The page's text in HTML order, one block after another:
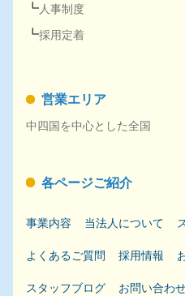
人事制度
採用定着
営業エリア
中四国を中心とした全国
各ページご紹介
事業内容 当法人について
よくあるご質問 採用情報
スタッフブログ お問い合わ